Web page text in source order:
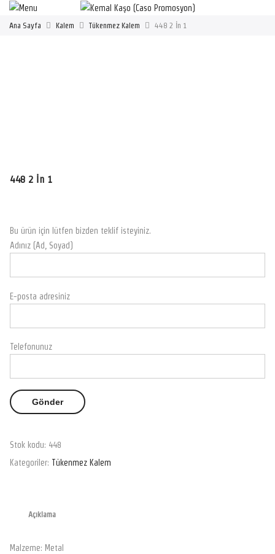
Ana Sayfa Kalem Tükenmez Kalem 448 2 İn 1
448 2 İn 1
Bu ürün için lütfen bizden teklif isteyiniz.
Adınız (Ad, Soyad)
E-posta adresiniz
Telefonunuz
Stok kodu: 448
Kategoriler: Tükenmez Kalem
Açıklama
Malzeme: Metal